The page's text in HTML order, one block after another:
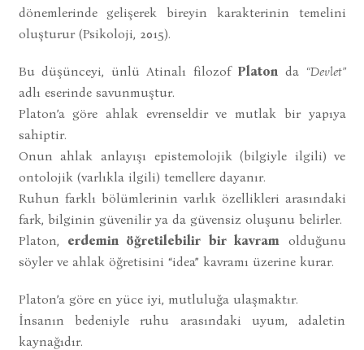
dönemlerinde gelişerek bireyin karakterinin temelini
oluşturur (Psikoloji, 2015).
Bu düşünceyi, ünlü Atinalı filozof Platon da “Devlet”
adlı eserinde savunmuştur.
Platon’a göre ahlak evrenseldir ve mutlak bir yapıya
sahiptir.
Onun ahlak anlayışı epistemolojik (bilgiyle ilgili) ve
ontolojik (varlıkla ilgili) temellere dayanır.
Ruhun farklı bölümlerinin varlık özellikleri arasındaki
fark, bilginin güvenilir ya da güvensiz oluşunu belirler.
Platon, erdemin öğretilebilir bir kavram olduğunu
söyler ve ahlak öğretisini “idea” kavramı üzerine kurar.
Platon’a göre en yüce iyi, mutluluğa ulaşmaktır.
İnsanın bedeniyle ruhu arasındaki uyum, adaletin
kaynağıdır.